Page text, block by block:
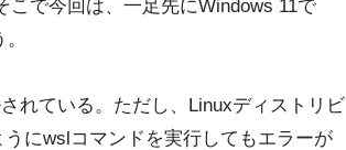
で今回は、一足先にWindows 11で
れている。ただし、Linuxディストリビ
にwslコマンドを実行してもエラーが